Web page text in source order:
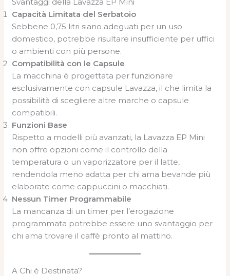
Capacità Limitata del Serbatoio
Sebbene 0,75 litri siano adeguati per un uso
domestico, potrebbe risultare insufficiente per uffici
o ambienti con più persone.
Compatibilità con le Capsule
La macchina è progettata per funzionare
esclusivamente con capsule Lavazza, il che limita la
possibilità di scegliere altre marche o capsule
compatibili.
Funzioni Base
Rispetto a modelli più avanzati, la Lavazza EP Mini
non offre opzioni come il controllo della
temperatura o un vaporizzatore per il latte,
rendendola meno adatta per chi ama bevande più
elaborate come cappuccini o macchiati.
Nessun Timer Programmabile
La mancanza di un timer per l’erogazione
programmata potrebbe essere uno svantaggio per
chi ama trovare il caffè pronto al mattino.
A Chi è Destinata?